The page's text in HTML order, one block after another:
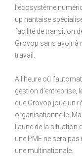
l’écosystème
up nantaise
facilité de transition
Grovop sans avoir à
travail.
A l’heure où
gestion d’entreprise,
que Grovop joue un
organisationnelle.
l’aune de la
une PME ne sera
une multinationale.